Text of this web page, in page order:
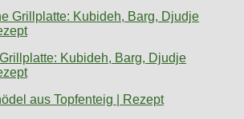
Kubideh, Barg, Djudje